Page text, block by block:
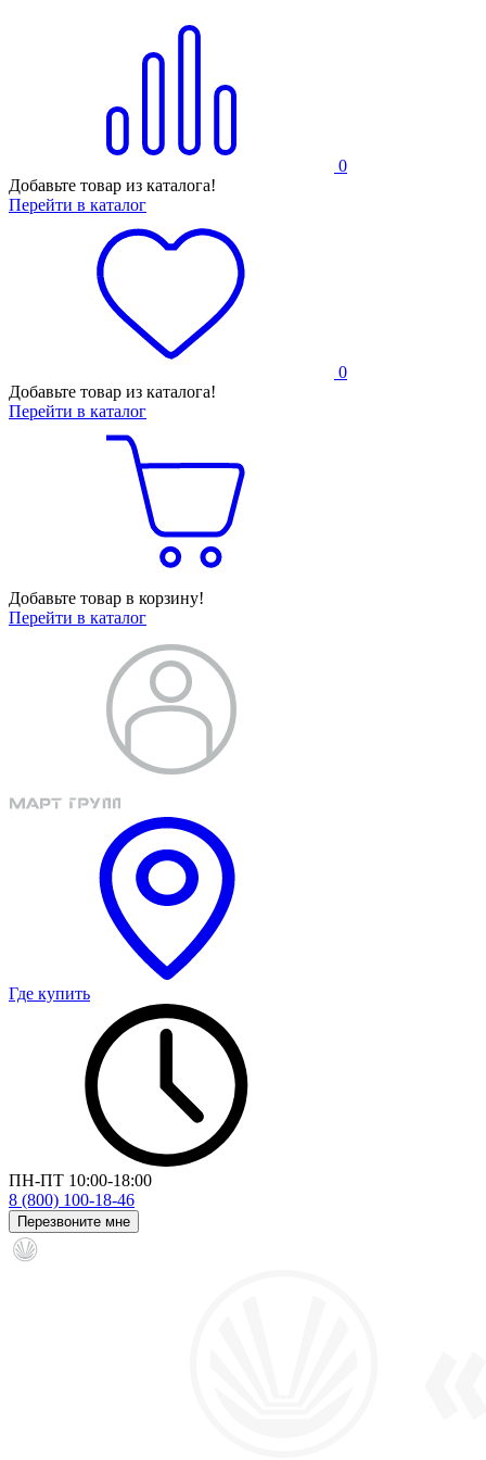
0
Добавьте товар из каталога!
Перейти в каталог
0
Добавьте товар из каталога!
Перейти в каталог
Добавьте товар в корзину!
Перейти в каталог
Где купить
ПН-ПТ 10:00-18:00
8 (800) 100-18-46
Перезвоните мне